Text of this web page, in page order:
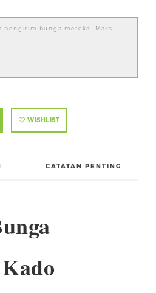
WISHLIST
CATATAN PENTING